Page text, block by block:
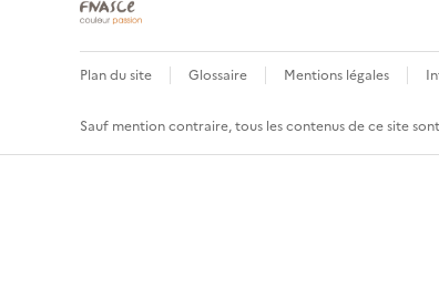
Plan du site Glossaire Mentions légales
Sauf mention contraire, tous les contenus de ce site